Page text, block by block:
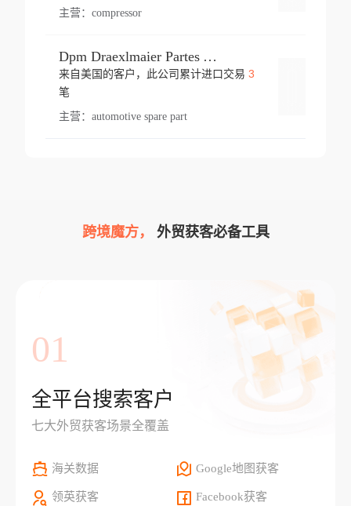
主营： compressor
Dpm Draexlmaier Partes Automotrices Corr Ind Huejotzingo
来自美国的客户，此公司累计进口交易 3
笔
主营： automotive spare part
跨境魔方， 外贸获客必备工具
01
全平台搜索客户
七大外贸获客场景全覆盖
海关数据 Google地图获客
领英获客 Facebook获客